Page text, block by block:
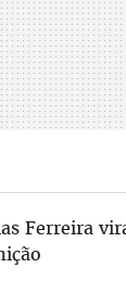
Ferreira